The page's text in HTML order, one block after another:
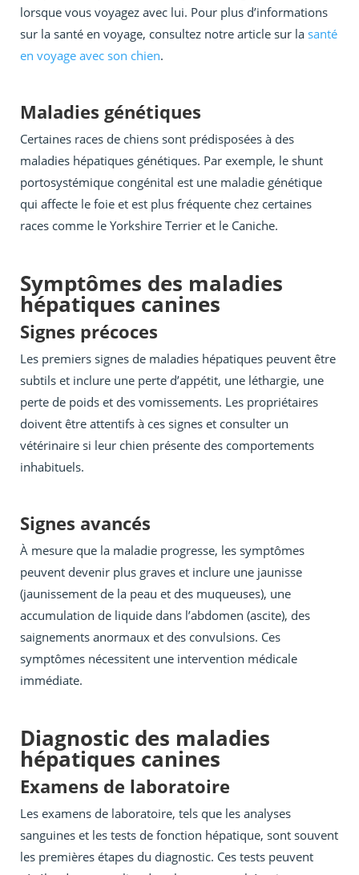
lorsque vous voyagez avec lui. Pour plus d’informations
sur la santé en voyage, consultez notre article sur la santé
en voyage avec son chien.
Maladies génétiques
Certaines races de chiens sont prédisposées à des
maladies hépatiques génétiques. Par exemple, le shunt
portosystémique congénital est une maladie génétique
qui affecte le foie et est plus fréquente chez certaines
races comme le Yorkshire Terrier et le Caniche.
Symptômes des maladies
hépatiques canines
Signes précoces
Les premiers signes de maladies hépatiques peuvent être
subtils et inclure une perte d’appétit, une léthargie, une
perte de poids et des vomissements. Les propriétaires
doivent être attentifs à ces signes et consulter un
vétérinaire si leur chien présente des comportements
inhabituels.
Signes avancés
À mesure que la maladie progresse, les symptômes
peuvent devenir plus graves et inclure une jaunisse
(jaunissement de la peau et des muqueuses), une
accumulation de liquide dans l’abdomen (ascite), des
saignements anormaux et des convulsions. Ces
symptômes nécessitent une intervention médicale
immédiate.
Diagnostic des maladies
hépatiques canines
Examens de laboratoire
Les examens de laboratoire, tels que les analyses
sanguines et les tests de fonction hépatique, sont souvent
les premières étapes du diagnostic. Ces tests peuvent